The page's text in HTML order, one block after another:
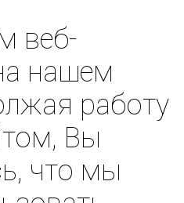
веб-
нашем
работу
Вы
что мы